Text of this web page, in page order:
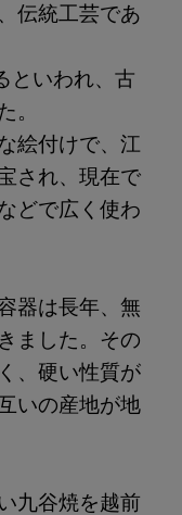
伝統工芸であ
といわれ、古
。
絵付けで、江
され、現在で
どで広く使わ
器は長年、無
ました。その
、硬い性質が
いの産地が地
九谷焼を越前